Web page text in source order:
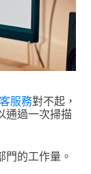
服務對不起，
通過一次掃描
的工作量。